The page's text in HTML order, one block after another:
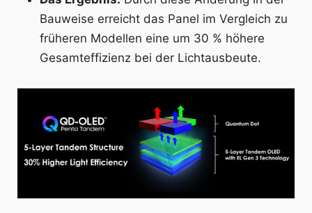
Bauweise erreicht das Panel im Vergleich zu
früheren Modellen eine um 30 % höhere
Gesamteffizienz bei der Lichtausbeute.